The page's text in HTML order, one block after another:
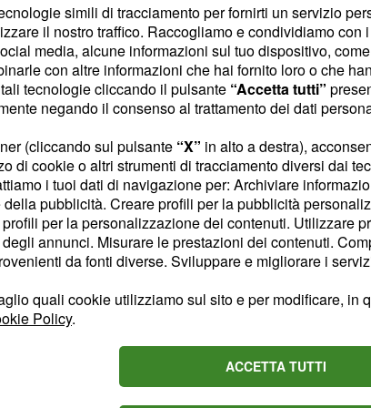
a 16 anni, per aiutare i suoi
Due anni fapartecipò al celebre
De Filippi(55 anni).
affatto per le sue esibizioni.
periodo nero per lei. Fucriticata
voce. Venne messa in dubbio
"Un'altra si sarebbe
ovazione
promessa della musica italiana,
partecipazione ad Amici nel
ha lavorato sodo con la dieta
simili di tracciamento per fornirti un servizio
il nostro traffico. Raccogliamo e condividiamo con
media, alcune informazioni sul tuo dispositivo,
con altre informazioni che hai fornito loro o che
tecnologie cliccando il pulsante “Accetta tutti”
negando il consenso al trattamento dei dati
(cliccando sul pulsante “X” in alto a destra),
di cookie o altri strumenti di tracciamento diversi dai
i tuoi dati di navigazione per: Archiviare
pubblicità. Creare profili per la pubblicità
per la personalizzazione dei contenuti. Utilizzare
annunci. Misurare le prestazioni dei contenuti.
da fonti diverse. Sviluppare e migliorare i
quali cookie utilizziamo sul sito e per modificare, in
Policy.
ACCETTA TUTTI